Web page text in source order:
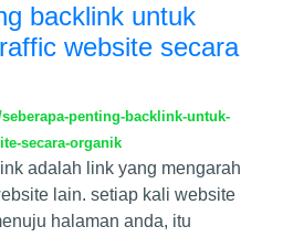
backlink untuk
website secara
penting-backlink-untuk-
secara-organik
adalah link yang mengarah
lain. setiap kali website
halaman anda, itu